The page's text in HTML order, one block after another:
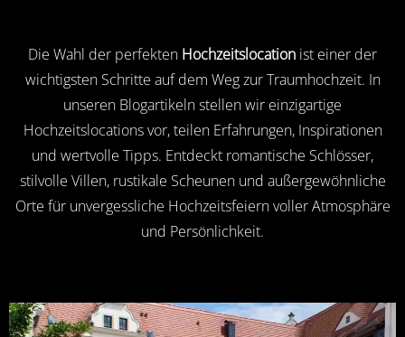
Die Wahl der perfekten Hochzeitslocation ist einer der
wichtigsten Schritte auf dem Weg zur Traumhochzeit. In
unseren Blogartikeln stellen wir einzigartige
Hochzeitslocations vor, teilen Erfahrungen, Inspirationen
und wertvolle Tipps. Entdeckt romantische Schlösser,
stilvolle Villen, rustikale Scheunen und außergewöhnliche
Orte für unvergessliche Hochzeitsfeiern voller Atmosphäre
und Persönlichkeit.